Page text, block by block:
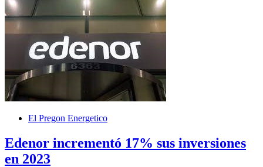
El Pregon Energetico
Edenor incrementó 17% sus inversiones
en 2023